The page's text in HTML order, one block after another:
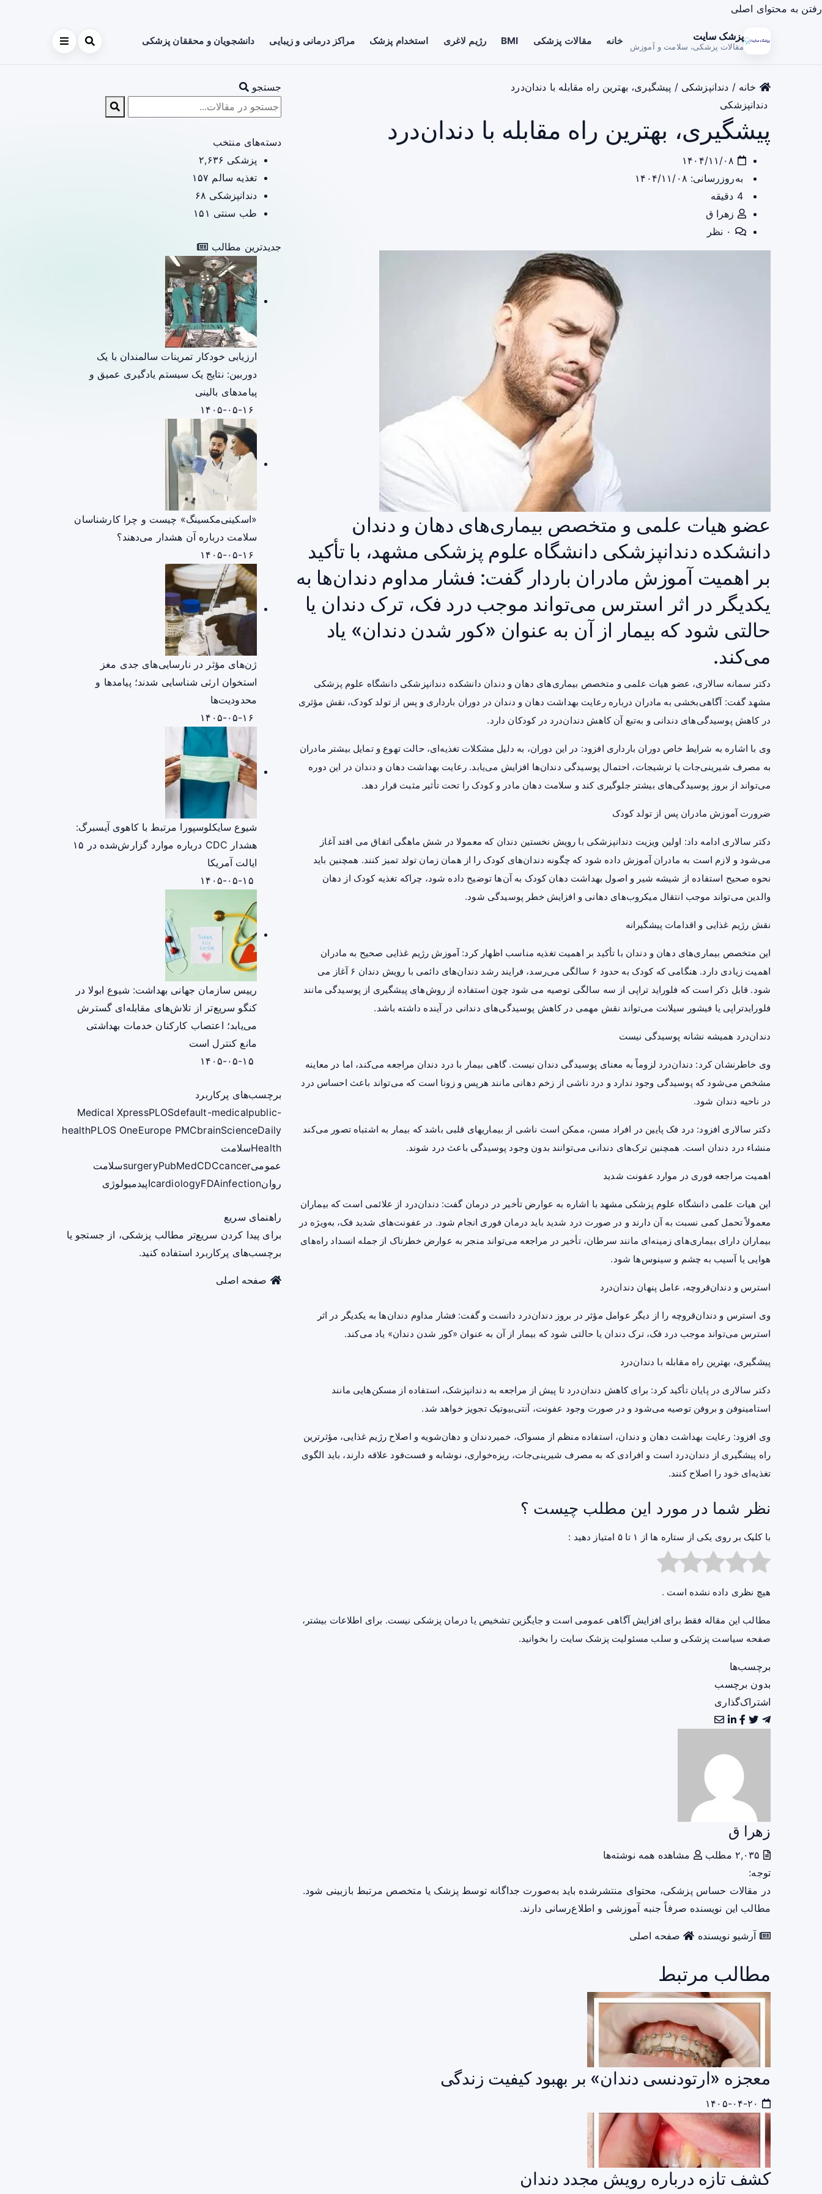
رفتن به محتوای اصلی
پزشک سایت
مقالات پزشکی، سلامت و آموزش خانه مقالات پزشکی BMI رژیم لاغری استخدام پزشک مراکز درمانی و زیبایی دانشجویان و محققان پزشکی
خانه / دندانپزشکی / پیشگیری، بهترین راه مقابله با دندان‌درد
دندانپزشکی
پیشگیری، بهترین راه مقابله با دندان‌درد
به‌روزرسانی: ۱۴۰۴/۱۱/۰۸
4 دقیقه
زهرا ق
عضو هیات علمی و متخصص بیماری‌های دهان و دندان
دانشکده دندانپزشکی دانشگاه علوم پزشکی مشهد، با تأکید
بر اهمیت آموزش مادران باردار گفت: فشار مداوم دندان‌ها به
یکدیگر در اثر استرس می‌تواند موجب درد فک، ترک دندان یا
حالتی شود که بیمار از آن به عنوان «کور شدن دندان» یاد
می‌کند.
دکتر سمانه سالاری، عضو هیات علمی و متخصص بیماری‌های دهان و دندان دانشکده دندانپزشکی دانشگاه علوم پزشکی
مشهد گفت: آگاهی‌بخشی به مادران درباره رعایت بهداشت دهان و دندان در دوران بارداری و پس از تولد کودک، نقش مؤثری
در کاهش پوسیدگی‌های دندانی و به‌تبع آن کاهش دندان‌درد در کودکان دارد.
وی با اشاره به شرایط خاص دوران بارداری افزود: در این دوران، به دلیل مشکلات تغذیه‌ای، حالت تهوع و تمایل بیشتر مادران
به مصرف شیرینی‌جات یا ترشیجات، احتمال پوسیدگی دندان‌ها افزایش می‌یابد. رعایت بهداشت دهان و دندان در این دوره
می‌تواند از بروز پوسیدگی‌های بیشتر جلوگیری کند و سلامت دهان مادر و کودک را تحت تأثیر مثبت قرار دهد.
ضرورت آموزش مادران پس از تولد کودک
دکتر سالاری ادامه داد: اولین ویزیت دندانپزشکی با رویش نخستین دندان که معمولا در شش ماهگی اتفاق می افتد آغاز
می‌شود و لازم است به مادران آموزش داده شود که چگونه دندان‌های کودک را از همان زمان تولد تمیز کنند. همچنین باید
نحوه صحیح استفاده از شیشه شیر و اصول بهداشت دهان کودک به آن‌ها توضیح داده شود، چراکه تغذیه کودک از دهان
والدین می‌تواند موجب انتقال میکروب‌های دهانی و افزایش خطر پوسیدگی شود.
نقش رژیم غذایی و اقدامات پیشگیرانه
این متخصص بیماری‌های دهان و دندان با تأکید بر اهمیت تغذیه مناسب اظهار کرد: آموزش رژیم غذایی صحیح به مادران
اهمیت زیادی دارد. هنگامی که کودک به حدود ۶ سالگی می‌رسد، فرایند رشد دندان‌های دائمی با رویش دندان ۶ آغاز می
شود. قابل ذکر است که فلوراید تراپی از سه سالگی توصیه می شود چون استفاده از روش‌های پیشگیری از پوسیدگی مانند
فلورایدتراپی یا فیشور سیلانت می‌تواند نقش مهمی در کاهش پوسیدگی‌های دندانی در آینده داشته باشد.
دندان‌درد همیشه نشانه پوسیدگی نیست
وی خاطرنشان کرد: دندان‌درد لزوماً به معنای پوسیدگی دندان نیست. گاهی بیمار با درد دندان مراجعه می‌کند، اما در معاینه
مشخص می‌شود که پوسیدگی وجود ندارد و درد ناشی از زخم‌ دهانی مانند هرپس و زونا است که می‌تواند باعث احساس درد
در ناحیه دندان شود.
دکتر سالاری افزود: درد فک پایین در افراد مسن، ممکن است ناشی از بیماریهای قلبی باشد که بیمار به اشتباه تصور می‌کند
منشاء درد دندان است. همچنین ترک‌های دندانی می‌توانند بدون وجود پوسیدگی باعث درد شوند.
اهمیت مراجعه فوری در موارد عفونت شدید
این هیات علمی دانشگاه علوم پزشکی مشهد با اشاره به عوارض تأخیر در درمان گفت: دندان‌درد از علائمی است که بیماران
معمولاً تحمل کمی نسبت به آن دارند و در صورت درد شدید باید درمان فوری انجام شود. در عفونت‌های شدید فک، به‌ویژه در
بیماران دارای بیماری‌های زمینه‌ای مانند سرطان، تأخیر در مراجعه می‌تواند منجر به عوارض خطرناک از جمله انسداد راه‌های
هوایی یا آسیب به چشم و سینوس‌ها شود.
استرس و دندان‌قروچه، عامل پنهان دندان‌درد
وی استرس و دندان‌قروچه را از دیگر عوامل مؤثر در بروز دندان‌درد دانست و گفت: فشار مداوم دندان‌ها به یکدیگر در اثر
استرس می‌تواند موجب درد فک، ترک دندان یا حالتی شود که بیمار از آن به عنوان «کور شدن دندان» یاد می‌کند.
پیشگیری، بهترین راه مقابله با دندان‌درد
دکتر سالاری در پایان تأکید کرد: برای کاهش دندان‌درد تا پیش از مراجعه به دندانپزشک، استفاده از مسکن‌هایی مانند
استامینوفن و بروفن توصیه می‌شود و در صورت وجود عفونت، آنتی‌بیوتیک تجویز خواهد شد.
وی افزود: رعایت بهداشت دهان و دندان، استفاده منظم از مسواک، خمیردندان و دهان‌شویه و اصلاح رژیم غذایی، مؤثرترین
راه پیشگیری از دندان‌درد است و افرادی که به مصرف شیرینی‌جات، ریزه‌خواری، نوشابه و فست‌فود علاقه دارند، باید الگوی
تغذیه‌ای خود را اصلاح کنند.
نظر شما در مورد این مطلب چیست ؟
با کلیک بر روی یکی از ستاره ها از ۱ تا ۵ امتیاز دهید :
هیچ نظری داده نشده است .
مطالب این مقاله فقط برای افزایش آگاهی عمومی است و جایگزین تشخیص یا درمان پزشکی نیست. برای اطلاعات بیشتر،
صفحه سیاست پزشکی و سلب مسئولیت پزشک سایت را بخوانید.
برچسب‌ها
بدون برچسب
اشتراک‌گذاری
زهرا ق
مشاهده همه نوشته‌ها
توجه:
در مقالات حساس پزشکی، محتوای منتشرشده باید به‌صورت جداگانه توسط پزشک یا متخصص مرتبط بازبینی شود.
مطالب این نویسنده صرفاً جنبه آموزشی و اطلاع‌رسانی دارند.
آرشیو نویسنده صفحه اصلی
مطالب مرتبط
معجزه «ارتودنسی دندان» بر بهبود کیفیت زندگی
کشف تازه درباره رویش مجدد دندان
جستجو
دسته‌های منتخب
پزشکی ۲,۶۳۶
تغذیه سالم ۱۵۷
دندانپزشکی ۶۸
طب سنتی ۱۵۱
جدیدترین مطالب
ارزیابی خودکار تمرینات سالمندان با یک
دوربین: نتایج یک سیستم یادگیری عمیق و
پیامدهای بالینی
«اسکینی‌مکسینگ» چیست و چرا کارشناسان
سلامت درباره آن هشدار می‌دهند؟
ژن‌های مؤثر در نارسایی‌های جدی مغز
استخوان ارثی شناسایی شدند؛ پیامدها و
محدودیت‌ها
شیوع سایکلوسپورا مرتبط با کاهوی آیسبرگ:
هشدار CDC درباره موارد گزارش‌شده در ۱۵
ایالت آمریکا
رییس سازمان جهانی بهداشت: شیوع ابولا در
کنگو سریع‌تر از تلاش‌های مقابله‌ای گسترش
می‌یابد؛ اعتصاب کارکنان خدمات بهداشتی
مانع کنترل است
برچسب‌های پرکاربرد
Medical XpressPLOSdefault-medicalpublic-
healthPLOS OneEurope PMCbrainScienceDaily
Healthسلامت
عمومی
surgeryPubMedCDCcancer
سلامت
روان
cardiologyFDAinfection اپیدمیولوژی
راهنمای سریع
برای پیدا کردن سریع‌تر مطالب پزشکی، از جستجو یا
برچسب‌های پرکاربرد استفاده کنید.
صفحه اصلی